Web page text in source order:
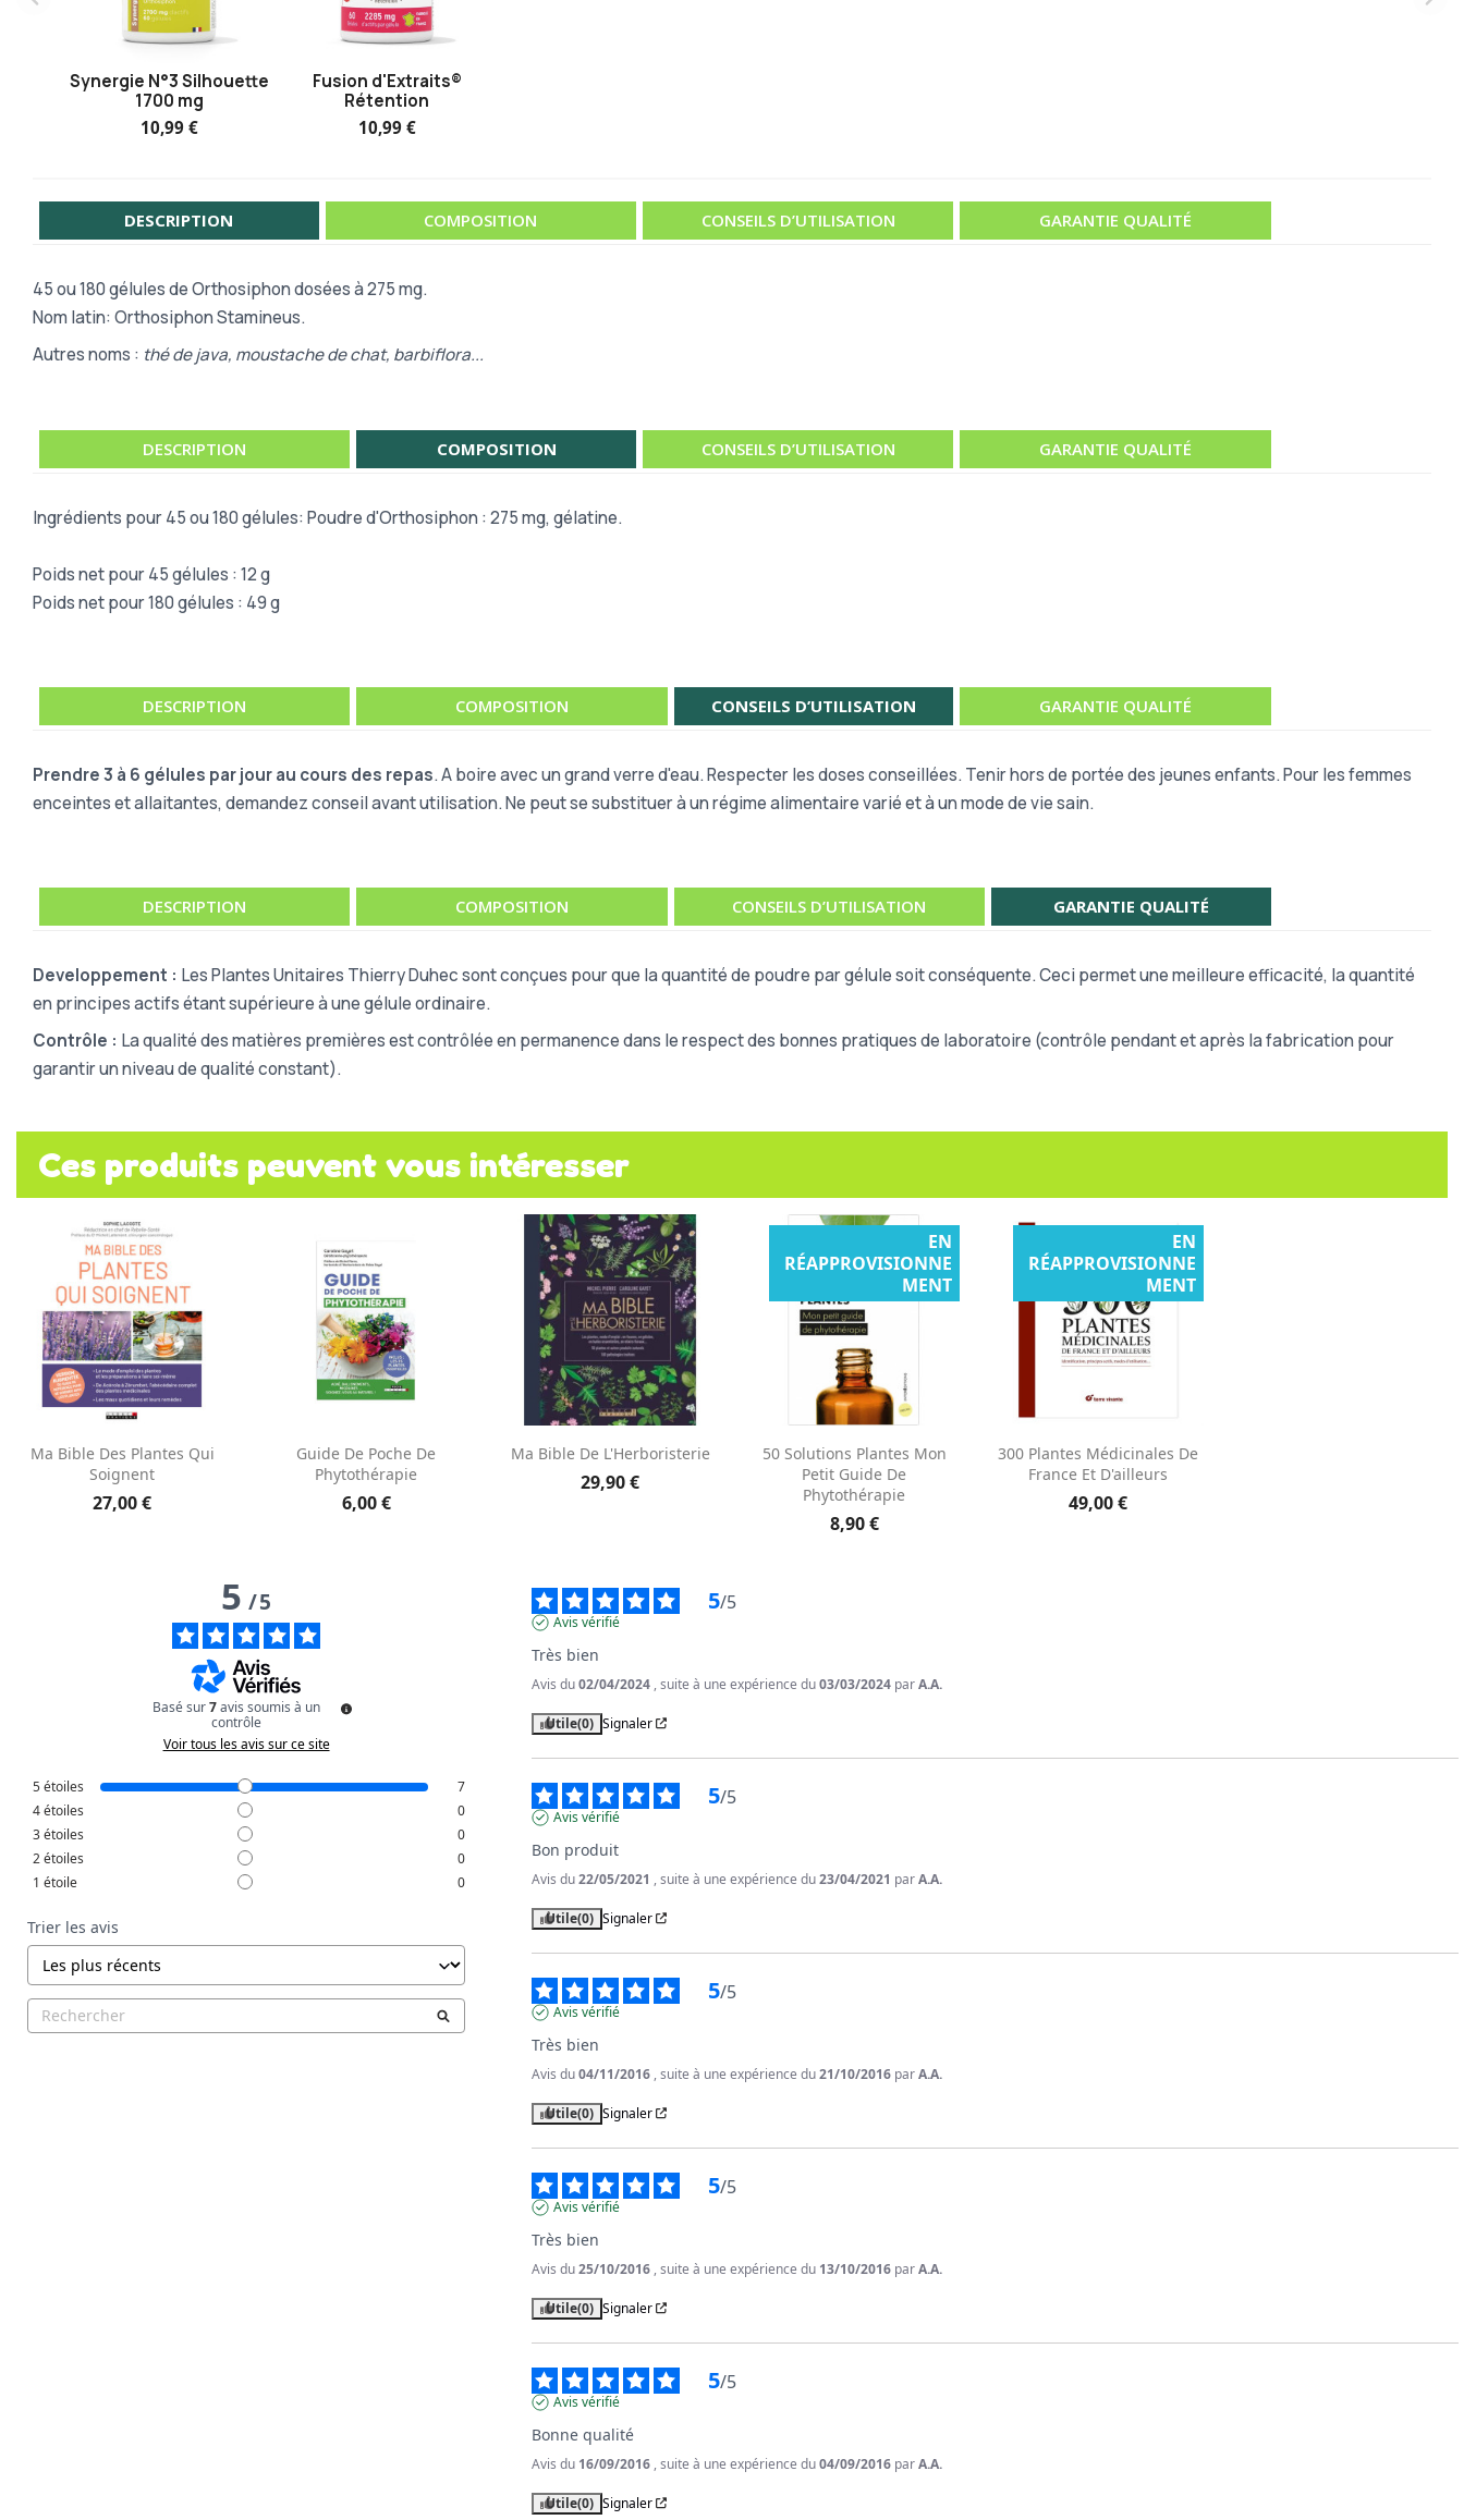
Synergie N°3 Silhouette
1700 mg
10,99 €
Fusion d'Extraits®
Rétention
10,99 €
DESCRIPTION COMPOSITION CONSEILS D’UTILISATION GARANTIE QUALITÉ
45 ou180 gélules de Orthosiphon dosées à 275 mg.
Nom latin: Orthosiphon Stamineus.
Autres noms : thé de java, moustache de chat, barbiflora...
DESCRIPTION COMPOSITION CONSEILS D’UTILISATION GARANTIE QUALITÉ
Ingrédients pour45 ou180 gélules: Poudre d'Orthosiphon : 275 mg, gélatine.
Poids net pour 45 gélules : 12 g
Poids net pour 180 gélules : 49 g
DESCRIPTION COMPOSITION CONSEILS D’UTILISATION GARANTIE QUALITÉ
Prendre 3 à 6 gélules par jour au cours des repas. A boire avec un grand verre d'eau. Respecter les doses conseillées. Tenir hors de portée des jeunes enfants. Pour les femmes
enceintes et allaitantes, demandez conseil avant utilisation. Ne peut se substituer à un régime alimentaire varié et à un mode de vie sain.
DESCRIPTION COMPOSITION CONSEILS D’UTILISATION GARANTIE QUALITÉ
Developpement : Les Plantes Unitaires Thierry Duhec sont conçues pour que la quantité de poudre par gélule soit conséquente. Ceci permet une meilleure efficacité, la quantité
en principes actifs étant supérieure à une gélule ordinaire.
Contrôle : La qualité des matières premières est contrôlée en permanence dans le respect des bonnes pratiques de laboratoire (contrôle pendant et après la fabrication pour
garantir un niveau de qualité constant).
Ces produits peuvent vous intéresser
Aperçu rapide
Ma Bible Des Plantes Qui
Soignent
27,00 €
Aperçu rapide
Guide De Poche De
Phytothérapie
6,00 €
Aperçu rapide
Ma Bible De L'Herboristerie
29,90 €
Aperçu rapide
50 Solutions Plantes Mon
Petit Guide De
Phytothérapie
8,90 €
EN
RÉAPPROVISIONNE
MENT
Aperçu rapide
300 Plantes Médicinales De
France Et D'ailleurs
49,00 €
EN
RÉAPPROVISIONNE
MENT
5/5
Basé sur7avis soumis à un
contrôle
Voir tous les avis sur ce site
5étoiles
7
4étoiles
0
3étoiles
0
2étoiles
0
1 étoile 0
Trier les avis
5/5
Avis vérifié
Très bien
Avis du02/04/2024 , suite à une expérience du03/03/2024 parA.A.
Utile(0) Signaler
5/5
Avis vérifié
Bon produit
Avis du22/05/2021 , suite à une expérience du23/04/2021 parA.A.
Utile(0) Signaler
5/5
Avis vérifié
Très bien
Avis du04/11/2016 , suite à une expérience du21/10/2016 parA.A.
Utile(0) Signaler
5/5
Avis vérifié
Très bien
Avis du25/10/2016 , suite à une expérience du 13/10/2016 parA.A.
Utile(0) Signaler
5/5
Avis vérifié
Bonne qualité
Avis du 16/09/2016 , suite à une expérience du04/09/2016 parA.A.
Utile(0) Signaler